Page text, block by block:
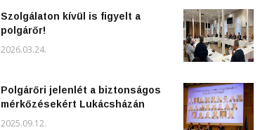
Szolgálaton kívül is figyelt a
polgárőr!
2026.03.24.
Polgárőri jelenlét a biztonságos
mérkőzésekért Lukácsházán
2025.09.12.